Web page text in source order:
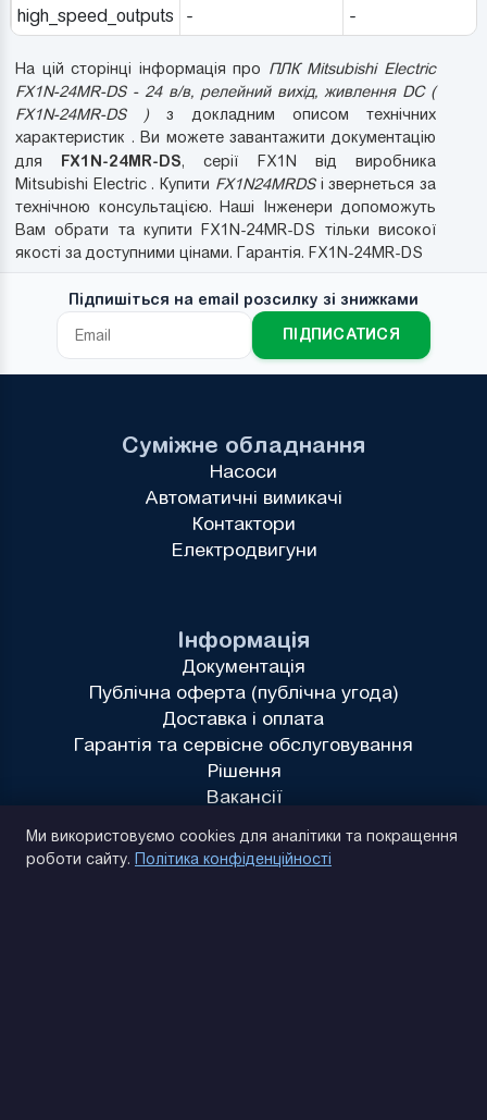
high_speed_outputs - -
На цій сторінці інформація про ПЛК Mitsubishi Electric
FX1N-24MR-DS - 24 в/в, релейний вихід, живлення DC (
FX1N-24MR-DS ) з докладним описом технічних
характеристик . Ви можете завантажити документацію
для FX1N-24MR-DS, серії FX1N від виробника
Mitsubishi Electric . Купити FX1N24MRDSі звернеться за
технічною консультацією. Наші Інженери допоможуть
Вам обрати та купити FX1N-24MR-DS тільки високої
якості за доступними цінами. Гарантія. FX1N-24MR-DS
Підпишіться на email розсилку зі знижками
ПІДПИСАТИСЯ
Інформація
Документація
Публічна оферта (публічна угода)
Доставка і оплата
Гарантія та сервісне обслуговування
Рішення
Вакансії
Суміжне обладнання
Насоси
Автоматичні вимикачі
Контактори
Електродвигуни
Ми використовуємо cookies для аналітики та покращення
роботи сайту. Політика конфіденційності